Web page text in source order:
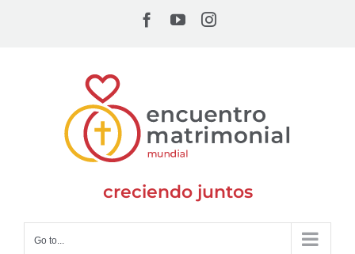
Facebook
YouTubeInstagram
creciendo juntos
Go to...